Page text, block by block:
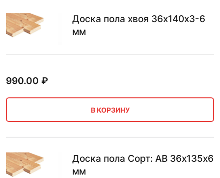
Доска пола хвоя 36х140х3-6
мм
990.00 ₽
В КОРЗИНУ
Доска пола Сорт: AB 36х135х6
мм